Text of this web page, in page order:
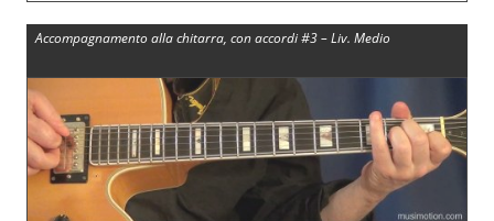
Accompagnamento alla chitarra, con accordi #3 – Liv. Medio